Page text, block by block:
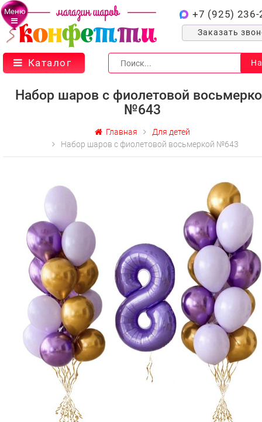
Меню +7 (925) 236-
Заказать
Каталог
Набор шаров с фиолетовой
№643
Главная
Для детей
Набор шаров с фиолетовой восьмеркой №643